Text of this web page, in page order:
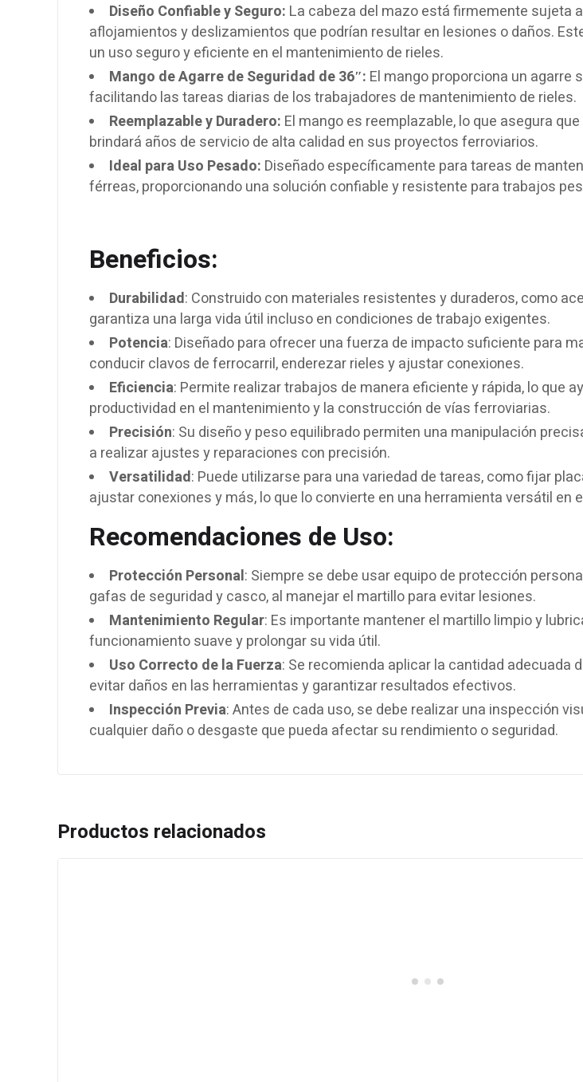
Diseño Confiable y Seguro: La cabeza del mazo está firmemente sujeta
aflojamientos y deslizamientos que podrían resultar en lesiones o daños.
un uso seguro y eficiente en el mantenimiento de rieles.
Mango de Agarre de Seguridad de 36″: El mango proporciona un agarre
facilitando las tareas diarias de los trabajadores de mantenimiento de rieles.
Reemplazable y Duradero: El mango es reemplazable, lo que asegura
brindará años de servicio de alta calidad en sus proyectos ferroviarios.
Ideal para Uso Pesado: Diseñado específicamente para tareas de
férreas, proporcionando una solución confiable y resistente para trabajos
Beneficios:
Durabilidad: Construido con materiales resistentes y duraderos, como
garantiza una larga vida útil incluso en condiciones de trabajo exigentes.
Potencia: Diseñado para ofrecer una fuerza de impacto suficiente para
conducir clavos de ferrocarril, enderezar rieles y ajustar conexiones.
Eficiencia: Permite realizar trabajos de manera eficiente y rápida, lo que
productividad en el mantenimiento y la construcción de vías ferroviarias.
Precisión: Su diseño y peso equilibrado permiten una manipulación
a realizar ajustes y reparaciones con precisión.
Versatilidad: Puede utilizarse para una variedad de tareas, como fijar
ajustar conexiones y más, lo que lo convierte en una herramienta versátil en
Recomendaciones de Uso:
Protección Personal: Siempre se debe usar equipo de protección
gafas de seguridad y casco, al manejar el martillo para evitar lesiones.
Mantenimiento Regular: Es importante mantener el martillo limpio y
funcionamiento suave y prolongar su vida útil.
Uso Correcto de la Fuerza: Se recomienda aplicar la cantidad adecuada
evitar daños en las herramientas y garantizar resultados efectivos.
Inspección Previa: Antes de cada uso, se debe realizar una inspección
cualquier daño o desgaste que pueda afectar su rendimiento o seguridad.
Productos relacionados